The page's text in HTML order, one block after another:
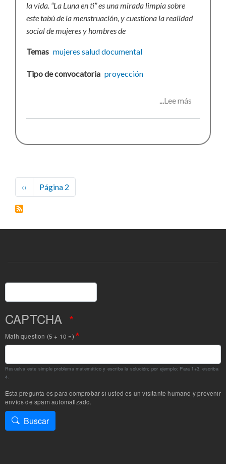
la vida. “La Luna en ti” es una mirada limpia sobre
este tabú de la menstruación, y cuestiona la realidad
social de mujeres y hombres de
Temas mujeres saluddocumental
Tipo de convocatoria proyección
Lee más
Paginación
Página
anterior
‹‹ Página 2
Buscar
CAPTCHA
Math question (5 + 10 =)
Resuelva este simple problema matemático y escriba la solución; por ejemplo: Para 1+3, escriba
4.
Esta pregunta es para comprobar si usted es un visitante humano y prevenir
envíos de spam automatizado.
Buscar